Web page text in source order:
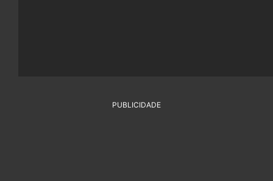
PUBLICIDADE